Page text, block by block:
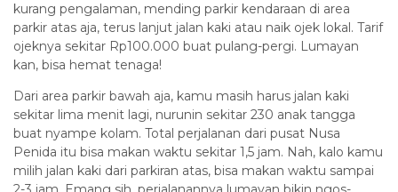
kurang pengalaman, mending parkir kendaraan di area
parkir atas aja, terus lanjut jalan kaki atau naik ojek lokal. Tarif
ojeknya sekitar Rp100.000 buat pulang-pergi. Lumayan
kan, bisa hemat tenaga!
Dari area parkir bawah aja, kamu masih harus jalan kaki
sekitar lima menit lagi, nurunin sekitar 230 anak tangga
buat nyampe kolam. Total perjalanan dari pusat Nusa
Penida itu bisa makan waktu sekitar 1,5 jam. Nah, kalo kamu
milih jalan kaki dari parkiran atas, bisa makan waktu sampai